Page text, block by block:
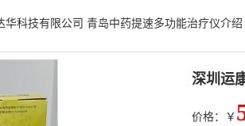
华科技有限公司 青岛中药提速多功能治疗仪介绍
深圳运
价格：￥